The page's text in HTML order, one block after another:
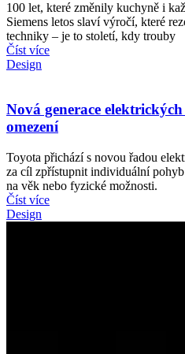
100 let, které změnily kuchyně i
Siemens letos slaví výročí, které
techniky – je to století, kdy trouby
Číst více
Design
Nová generace
omezení
Toyota přichází s novou řadou
za cíl zpřístupnit individuální
na věk nebo fyzické možnosti.
Číst více
Design